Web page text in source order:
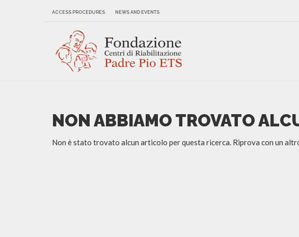
ACCESS PROCEDURES NEWS AND EVENTS
NON ABBIAMO TROVATO
Non è stato trovato alcun articolo per questa ricerca. Riprova con un